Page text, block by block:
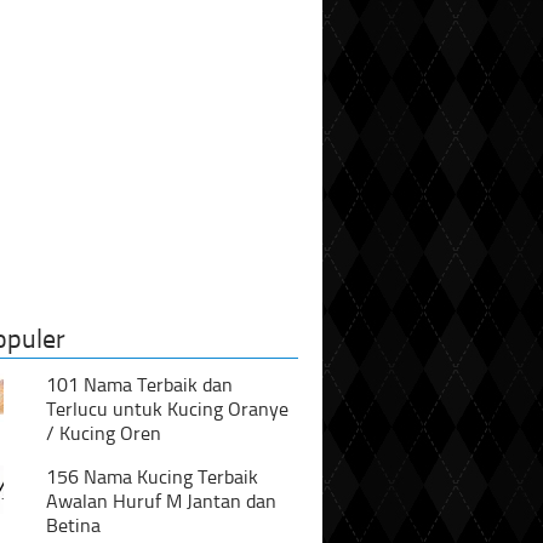
101 Nama Terbaik dan
Terlucu untuk Kucing Oranye
/ Kucing Oren
156 Nama Kucing Terbaik
Awalan Huruf M Jantan dan
Betina